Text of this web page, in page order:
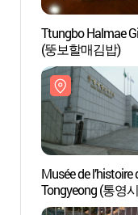
Ttungbo Halmae
(뚱보할매김밥)
Musée de l’histoire
Tongyeong (통영시
향토역사관)